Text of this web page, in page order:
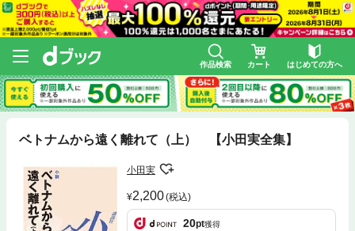
作品検索 カート はじめての方へ
ベトナムから遠く離れて（上） 【小田実全集】
小田実
2,200(税込)
20pt獲得